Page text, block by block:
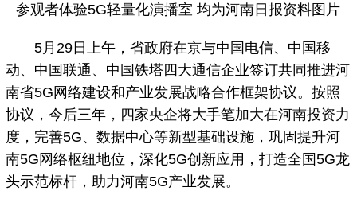
参观者体验5G轻量化演播室 均为河南日报资料图片
5月29日上午，省政府在京与中国电信、中国移
动、中国联通、中国铁塔四大通信企业签订共同推进河
南省5G网络建设和产业发展战略合作框架协议。按照
协议，今后三年，四家央企将大手笔加大在河南投资力
度，完善5G、数据中心等新型基础设施，巩固提升河
南5G网络枢纽地位，深化5G创新应用，打造全国5G龙
头示范标杆，助力河南5G产业发展。